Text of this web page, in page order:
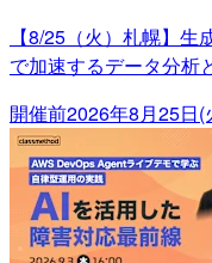
【8/25（火）札幌】生
で加速するデータ分析
開催前2026年8月25日(